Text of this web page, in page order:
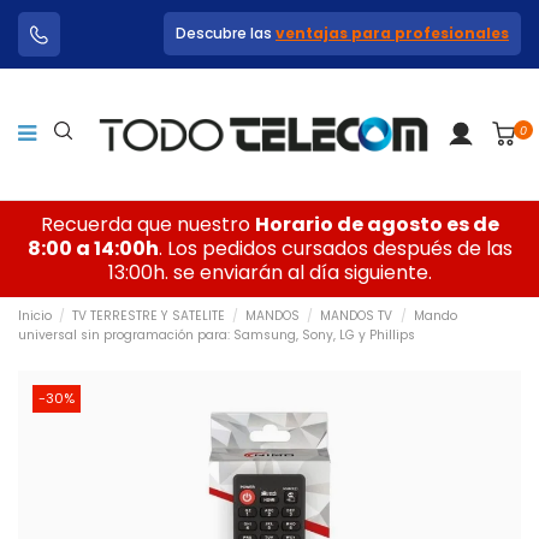
Descubre las ventajas para profesionales
0
Recuerda que nuestro Horario de agosto es de
8:00 a 14:00h. Los pedidos cursados después de las
13:00h. se enviarán al día siguiente.
Inicio TV TERRESTRE Y SATELITE MANDOS MANDOS TV
Mando
universal sin programación para: Samsung, Sony, LG y Phillips
-30%